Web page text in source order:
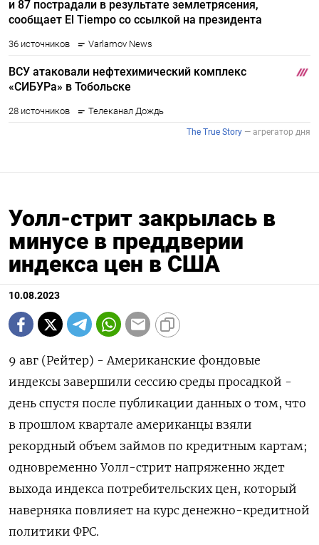
Уолл-стрит закрылась в
минусе в преддверии
индекса цен в США
10.08.2023
9 авг (Рейтер) - Американские фондовые
индексы завершили сессию среды просадкой -
день спустя после публикации данных о том, что
в прошлом квартале американцы взяли
рекордный объем займов по кредитным картам;
одновременно Уолл-стрит напряженно ждет
выхода индекса потребительских цен, который
наверняка повлияет на курс денежно-кредитной
политики ФРС.